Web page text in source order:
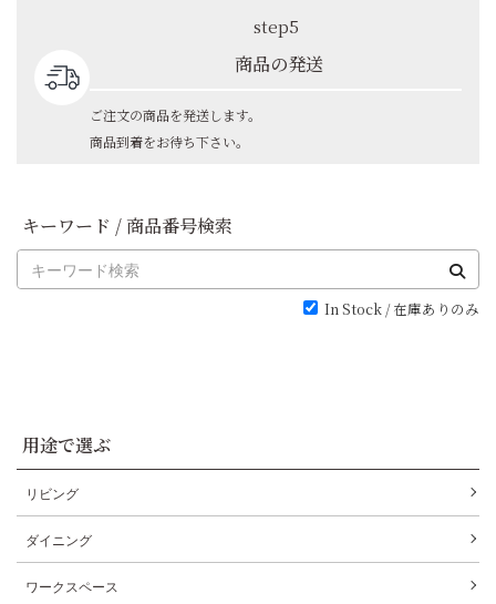
step5
商品の発送
ご注文の商品を発送します。
商品到着をお待ち下さい。
キーワード / 商品番号検索
In Stock / 在庫ありのみ
用途で選ぶ
リビング
ダイニング
ワークスペース